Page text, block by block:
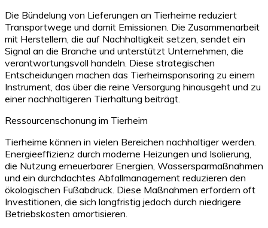
Die Bündelung von Lieferungen an Tierheime reduziert
Transportwege und damit Emissionen. Die Zusammenarbeit
mit Herstellern, die auf Nachhaltigkeit setzen, sendet ein
Signal an die Branche und unterstützt Unternehmen, die
verantwortungsvoll handeln. Diese strategischen
Entscheidungen machen das Tierheimsponsoring zu einem
Instrument, das über die reine Versorgung hinausgeht und zu
einer nachhaltigeren Tierhaltung beiträgt.
Ressourcenschonung im Tierheim
Tierheime können in vielen Bereichen nachhaltiger werden.
Energieeffizienz durch moderne Heizungen und Isolierung,
die Nutzung erneuerbarer Energien, Wassersparmaßnahmen
und ein durchdachtes Abfallmanagement reduzieren den
ökologischen Fußabdruck. Diese Maßnahmen erfordern oft
Investitionen, die sich langfristig jedoch durch niedrigere
Betriebskosten amortisieren.